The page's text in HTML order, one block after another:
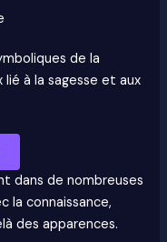
de la
à la sagesse et aux
dans de nombreuses
la connaissance,
des apparences.